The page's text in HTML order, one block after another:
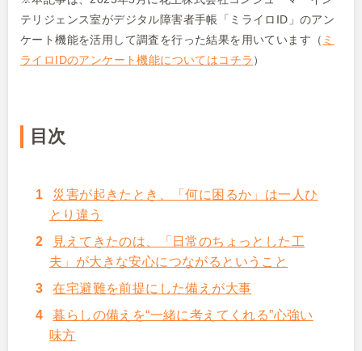
テリジェンス室がデジタル障害者手帳「ミライロID」のアン
ケート機能を活用して調査を行った結果を用いています（ ミ
ライロIDのアンケート機能についてはコチラ ）
目次
災害が起きたとき、「何に困るか」は一人ひ
とり違う
見えてきたのは、「日常のちょっとした工
夫」が大きな安心につながるということ
在宅避難を前提にした備えが大事
暮らしの備えを“一緒に考えてくれる”心強い
味方